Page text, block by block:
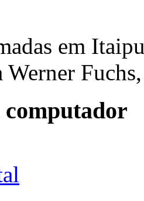
em
Werner
computador